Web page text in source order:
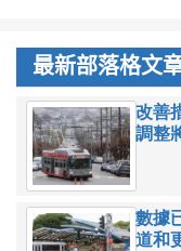
最新部落格文
改善
調整
數據
道和